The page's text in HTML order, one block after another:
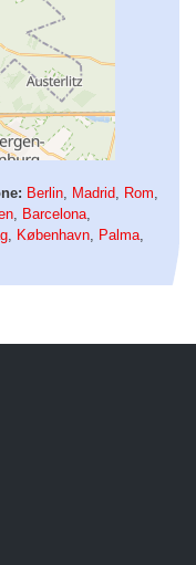
Berlin Madrid Rom
Barcelona
København Palma